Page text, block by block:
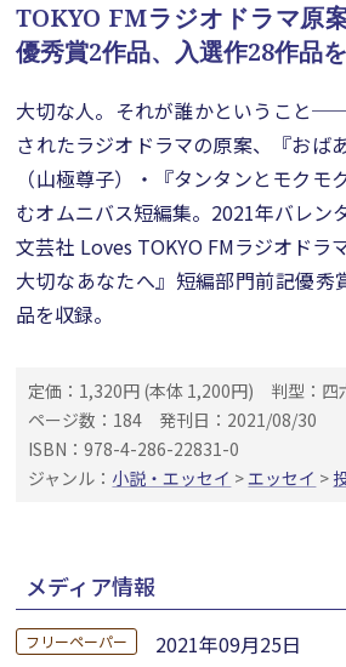
TOKYO FMラジオドラマ原
優秀賞2作品、入選作28作品を
大切な人。それが誰かということ
されたラジオドラマの原案、『おば
（山極尊子）・『タンタンとモクモ
むオムニバス短編集。2021年バレン
文芸社 Loves TOKYO FMラジオドラ
大切なあなたへ』短編部門前記優秀
品を収録。
定価：1,320円 (本体 1,200円)
判型：四
ページ数：184
発刊日：2021/08/30
ISBN：978-4-286-22831-0
ジャンル： 小説・エッセイ >エッセイ >
メディア情報
フリーペーパー
2021年09月25日